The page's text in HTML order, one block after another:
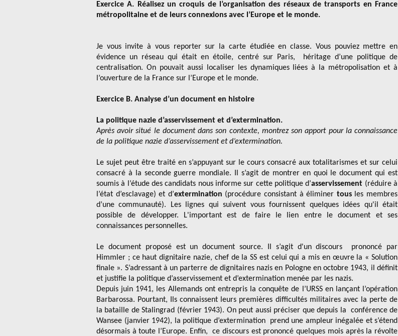
Exercice A. Réalisez un croquis de l’organisation des réseaux de transports en France
métropolitaine et de leurs connexions avec l’Europe et le monde.
Je vous invite à vous reporter sur la carte étudiée en classe. Vous pouviez mettre en
évidence un réseau qui était en étoile, centré sur Paris, héritage d’une politique de
centralisation. On pouvait aussi localiser les dynamiques liées à la métropolisation et à
l’ouverture de la France sur l’Europe et le monde.
Exercice B. Analyse d’un document en histoire
La politique nazie d’asservissement et d’extermination.
Après avoir situé le document dans son contexte, montrez son apport pour la connaissance
de la politique nazie d’asservissement et d’extermination.
Le sujet peut être traité en s’appuyant sur le cours consacré aux totalitarismes et sur celui
consacré à la seconde guerre mondiale. Il s’agit de montrer en quoi le document qui est
soumis à l’étude des candidats nous informe sur cette politique d’asservissement (réduire à
l’état d’esclavage) et d’extermination (procédure consistant à éliminer tousles membres
d’une communauté). Les lignes qui suivent vous fournissent quelques idées qu'il était
possible de développer. L'important est de faire le lien entre le document et ses
connaissances personnelles.
Le document proposé est un document source. Il s’agit d'un discours prononcé par
Himmler ; ce haut dignitaire nazie, chef de la SS est celui qui a mis en œuvre la « Solution
finale ». S’adressant à un parterre de dignitaires nazis en Pologne en octobre 1943, il définit
et justifie la politique d’asservissement et d’extermination menée par les nazis.
Depuis juin 1941, les Allemands ont entrepris la conquête de l’URSS en lançant l’opération
Barbarossa. Pourtant, Ils connaissent leurs premières difficultés militaires avec la perte de
la bataille de Stalingrad (février 1943). On peut aussi préciser que depuis la conférence de
Wansee (janvier 1942), la politique d’extermination prend une ampleur inégalée et s’étend
désormais à toute l’Europe. Enfin, ce discours est prononcé quelques mois après la révolte